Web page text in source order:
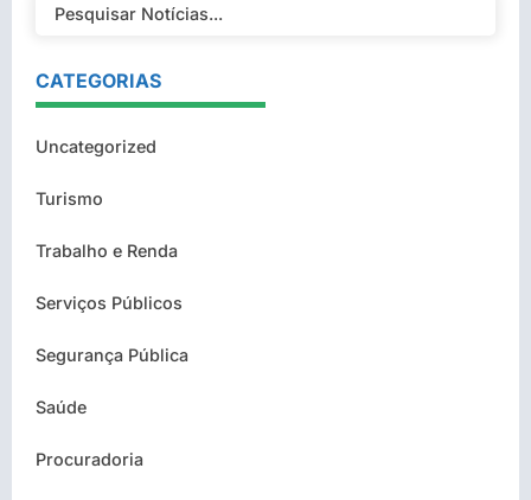
CATEGORIAS
Uncategorized
Turismo
Trabalho e Renda
Serviços Públicos
Segurança Pública
Saúde
Procuradoria